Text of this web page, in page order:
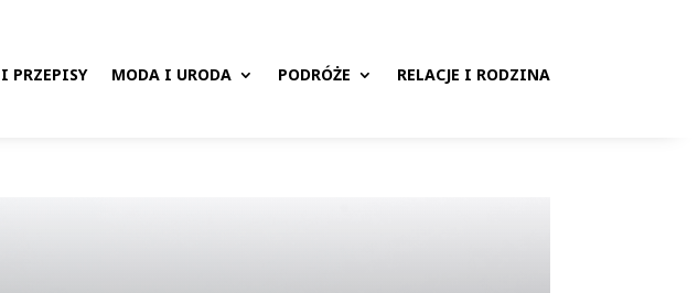
PRZEPISY MODA I URODA PODRÓŻE RELACJE I RODZINA